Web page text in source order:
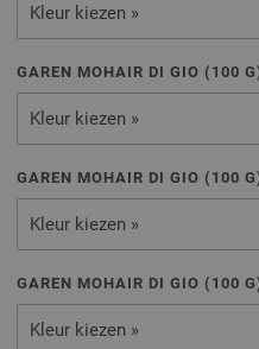
Kleur kiezen »
GAREN MOHAIR DI GIO ( 100
Kleur kiezen »
GAREN MOHAIR DI GIO ( 100
Kleur kiezen »
GAREN MOHAIR DI GIO ( 100
Kleur kiezen »